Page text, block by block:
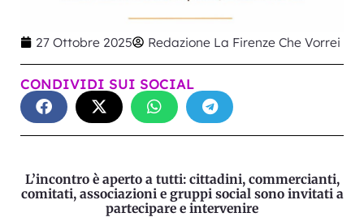
27 Ottobre 2025 Redazione La Firenze Che Vorrei
CONDIVIDI SUI SOCIAL
L’incontro è aperto a tutti: cittadini, commercianti,
comitati, associazioni e gruppi social sono invitati a
partecipare e intervenire